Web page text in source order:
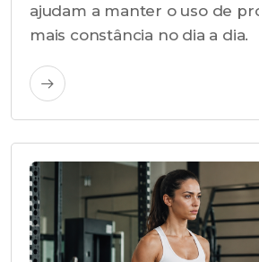
ajudam a manter o uso de
mais constância no dia a dia.